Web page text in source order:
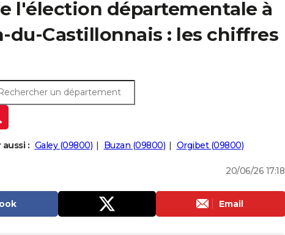
l'élection départementale à
du-Castillonnais : les chiffres
aussi : Galey (09800) Buzan (09800) Orgibet (09800)
20/06/26 17:18
Email